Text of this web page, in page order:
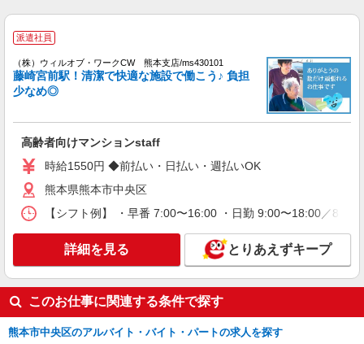
通費全支給(ガソリン代含む)＞
キープ 詳細を見る
日研トータルソーシング株式会社 メディカルケア事業部/熊本オフィ
ス
介護スタッフ／資格あり or 経験者
給1,320円〜 ◆初任者研修・未経験：時給1,320
円〜 ◆初任者研修・経験者：時給1,350円〜 ◆介
護福祉士：時給1,400円〜 ※経験者は3ヶ月以上 ※
給与幅は経験・能力による ★週払いOK（規定あ
り）
熊本県熊本市中央区 【最寄駅】熊本市電B系統
（規定あり） ★勤務地は3000ヶ所以上★ 自宅か
ら通いやすいエリアなど、お好きな勤務地をお選
キープ 詳細を見る
アルバイト パート 派遣社員 紹介予定派遣
日研トータルソーシング株式会社 メディカルケア事業部/熊本オフィ
ス
派遣社員
（株）ウィルオブ・ワークCW 熊本支店/ms430101
藤崎宮前駅！清潔で快適な施設で働こう♪ 負担
少なめ◎
高齢者向けマンションstaff
時給1550円 ◆前払い・日払い・週払いOK
熊本県熊本市中央区
【シフト例】 ・早番 7:00〜16:00 ・日勤 9:00〜18:00／
詳細を見る とりあえずキープ
このお仕事に関連する条件で探す
熊本市中央区のアルバイト・バイト・パートの求人を探す